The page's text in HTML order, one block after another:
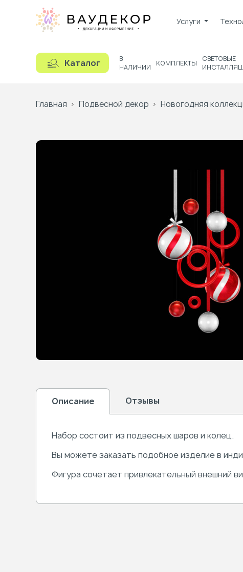
Услуги
Каталог
В
НАЛИЧИИ
КОМПЛЕКТЫ
СВЕТОВЫЕ
Главная Подвесной декор Новогодняя
Описание Отзывы
Набор состоит из подвесных шаров и колец.
Вы можете заказать подобное изделие в
Фигура сочетает привлекательный внешний